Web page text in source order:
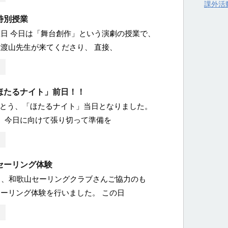
別授業
今日は「舞台創作」という演劇の授業で、
山先生が来てくださり、 直接、
るナイト」前日！！
う、「ほたるナイト」当日となりました。
今日に向けて張り切って準備を
ーリング体験
和歌山セーリングクラブさんご協力のも
リング体験を行いました。 この日
課外活